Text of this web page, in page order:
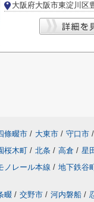
條畷市 / 大東市 / 守口市 /
桜木町 / 北条 / 高倉 / 星
ノレール本線 / 地下鉄谷
畷 / 交野市 / 河内磐船 /